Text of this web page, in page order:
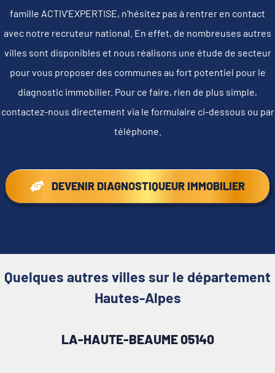
famille ACTIV'EXPERTISE, n'hésitez pas à rentrer en contact
avec notre recruteur national. En effet, de nombreuses autres
villes sont disponibles et nous réalisons une étude de secteur
pour vous proposer des communes au fort potentiel pour le
diagnostic immobilier. Pour ce faire, rien de plus simple,
contactez-nous directement via le formulaire ci-dessous ou par
téléphone.
DEVENIR DIAGNOSTIQUEUR IMMOBILIER
Quelques autres villes sur le département
Hautes-Alpes
LA-HAUTE-BEAUME 05140